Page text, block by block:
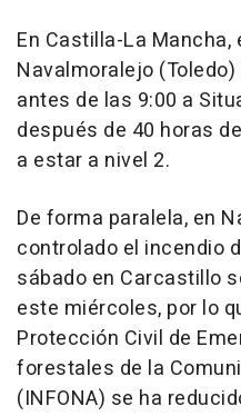
En Castilla-La Mancha,
Navalmoralejo
antes de las 9:00 a
después de 40 horas
a estar a nivel 2.
De forma paralela, en
controlado el incendio
sábado en Carcastillo
este miércoles, por lo
Protección Civil de
forestales de la
(INFONA) se ha